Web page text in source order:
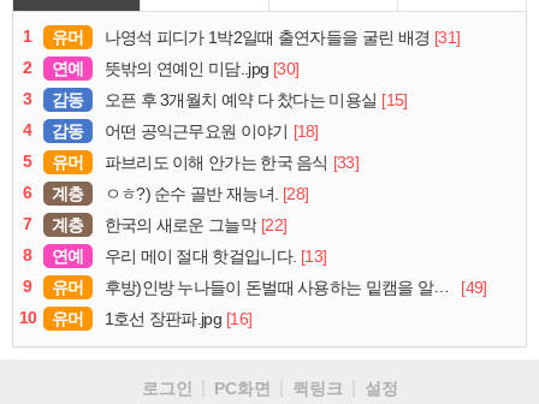
1 유머 나영석 피디가 1박2일때 출연자들을 굴린 배경 [31]
2
연예 뜻밖의 연예인 미담..jpg [30]
3
감동 오픈 후 3개월치 예약 다 찼다는 미용실 [15]
4
감동 어떤 공익근무요원 이야기 [18]
5
유머 파브리도 이해 안가는 한국 음식 [33]
6
계층 ㅇㅎ?) 순수 골반 재능녀. [28]
7
계층 한국의 새로운 그늘막 [22]
8
연예 우리 메이 절대 핫걸입니다. [13]
9
유머 후방)인방 누나들이 돈벌때 사용하는 밑캠을 알아보자
[49]
10
유머 1호선 장판파.jpg [16]
로그인 PC화면 퀵링크 설정